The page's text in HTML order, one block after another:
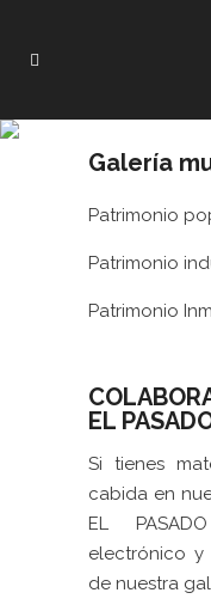
Galería
Patrimonio
Patrimonio
Patrimonio
EL
Si tienes
cabida en
EL
electrónico
de nuestra